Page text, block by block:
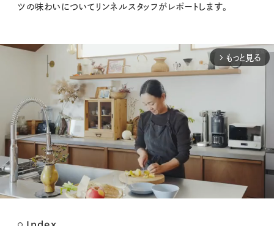
ツの味わいについてリンネルスタッフがレポートします。
arrow_forward_ios もっと見る